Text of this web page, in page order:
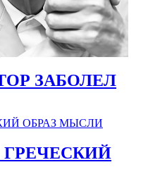
ЗАБОЛЕЛ
ГРЕЧЕСКИЙ